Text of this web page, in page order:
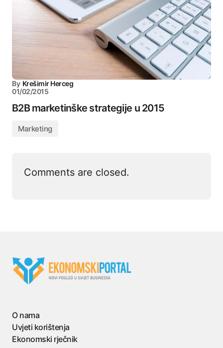
By Krešimir Herceg
01/02/2015
B2B marketinške strategije u 2015
Marketing
Comments are closed.
O nama
Uvjeti korištenja
Ekonomski rječnik